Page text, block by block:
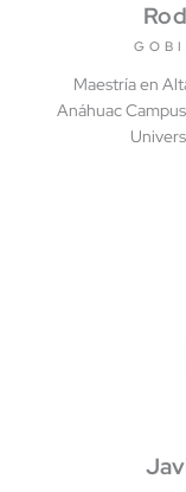
Maestría en
Anáhuac